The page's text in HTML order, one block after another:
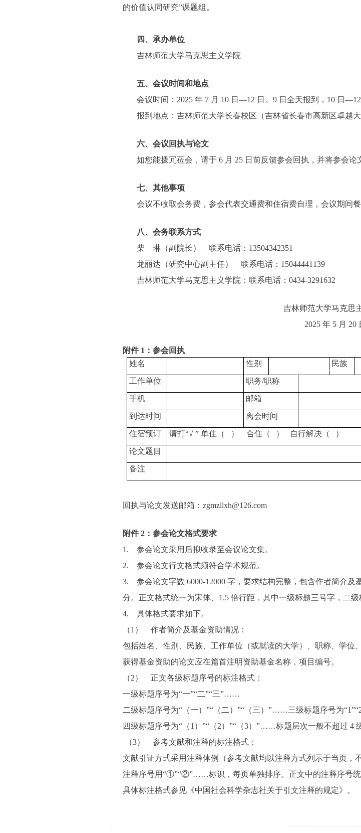
的价值认同研究”课题组。
四、承办单位
吉林师范大学马克思主义学院
五、会议时间和地点
会议时间：2025 年 7 月 10 日—12 日。9 日全天报到，10 日—12
报到地点：吉林师范大学长春校区（吉林省长春市高新区卓越大
六、会议回执与论文
如您能拨冗莅会，请于 6 月 25 日前反馈参会回执，并将参会论
七、其他事项
会议不收取会务费，参会代表交通费和住宿费自理，会议期间
八、会务联系方式
柴 琳（副院长） 联系电话：13504342351
龙丽达（研究中心副主任） 联系电话：15044441139
吉林师范大学马克思主义学院：联系电话：0434-3291632
吉林师范大学马克思
2025 年 5 月 20
附件 1：参会回执
姓名
性别 民族
工作单位 职务/职称
手机 邮箱
到达时间 离会时间
住宿预订 请打“√ ” 单住 （ ） 合住 （ ） 自行解决（ ）
论文题目
备注
回执与论文发送邮箱：zgmzllxh@126.com
附件 2：参会论文格式要求
1. 参会论文采用后拟收录至会议论文集。
2. 参会论文行文格式须符合学术规范。
3. 参会论文字数 6000-12000 字，要求结构完整，包含作者简介
分。正文格式统一为宋体、1.5 倍行距，其中一级标题三号字，二
4. 具体格式要求如下。
（1） 作者简介及基金资助情况：
包括姓名、性别、民族、工作单位（或就读的大学）、职称、学位
获得基金资助的论文应在篇首注明资助基金名称，项目编号。
（2） 正文各级标题序号的标注格式：
一级标题序号为“一”“二”“三”……
二级标题序号为“（一）”“（二）”“（三）”……三级标题序号为
四级标题序号为“（1）”“（2）”“（3）”……标题层次一般不超过 4
（3） 参考文献和注释的标注格式：
文献引证方式采用注释体例（参考文献均以注释方式列示于当页，
注释序号用“①”“②”……标识，每页单独排序。正文中的注释序号统
具体标注格式参见《中国社会科学杂志社关于引文注释的规定》。